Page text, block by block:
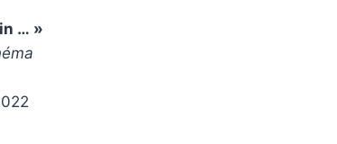
… »